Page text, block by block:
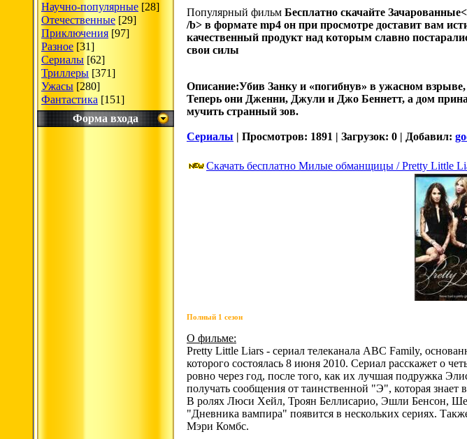
Научно-популярные [28]
Отечественные [29]
Приключения [97]
Разное [31]
Сериалы [62]
Триллеры [371]
Ужасы [280]
Фантастика [151]
Форма входа
Популярный фильм Бесплатно скачайте Зачарованные<
/b> в формате mp4 он при просмотре доставит вам
качественный продукт над которым славно
свои силы
Описание:Убив Занку и «погибнув» в ужасном
Теперь они Дженни, Джули и Джо Беннетт, а дом
мучить странный зов.
Сериалы | Просмотров: 1891 | Загрузок: 0 | Добавил:
Скачать бесплатно Милые обманщицы / Pretty Little
Полный 1 сезон
О фильме:
Pretty Little Liars - сериал телеканала ABC Family,
которого состоялась 8 июня 2010. Сериал расскажет о
ровно через год, после того, как их лучшая подружка
получать сообщения от таинственной "Э", которая
В ролях Люси Хейл, Троян Беллисарио, Эшли Бенсон,
"Дневника вампира" появится в нескольких сериях.
Мэри Комбс.